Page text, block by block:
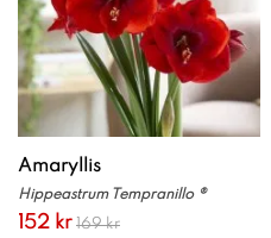
Amaryllis
Hippeastrum Tempranillo ®
152 kr 169 kr